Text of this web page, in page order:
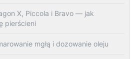
X, Piccola i Bravo — jak
pierścieni
mgłą i dozowanie oleju